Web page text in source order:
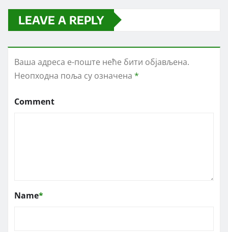
LEAVE A REPLY
Ваша адреса е-поште неће бити објављена.
Неопходна поља су означена *
Comment
Name*